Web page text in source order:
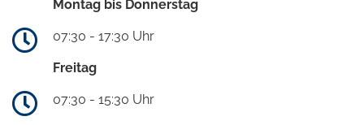
Montag bis Donnerstag
07:30 - 17:30 Uhr
Freitag
07:30 - 15:30 Uhr